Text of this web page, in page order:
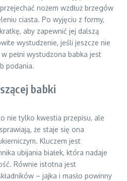
nożem wzdłuż brzegów
ciasta. Po wyjęciu z formy,
aby zapewnić jej dalszą
wystudzenie, jeśli jeszcze nie
pełni wystudzona babka jest
podania.
babki
nie tylko kwestia przepisu, ale
że staje się ona
Kluczem jest
ubijania białek, która nadaje
Równie istotna jest
– jajka i masło powinny